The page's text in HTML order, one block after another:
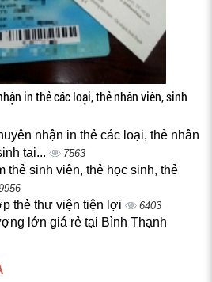
in thẻ các loại, thẻ nhân viên, sinh
nhận in thẻ các loại, thẻ nhân
tại...
7563
thẻ sinh viên, thẻ học sinh, thẻ
thẻ thư viện tiện lợi 6403
lớn giá rẻ tại Bình Thạnh